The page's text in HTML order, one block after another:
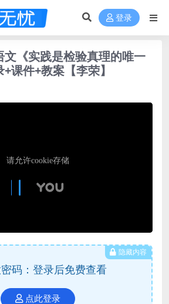
登录
文《实践是检验真理的唯一
课件+教案【李荣】
隐藏内容
码：登录后免费查看
点此登录